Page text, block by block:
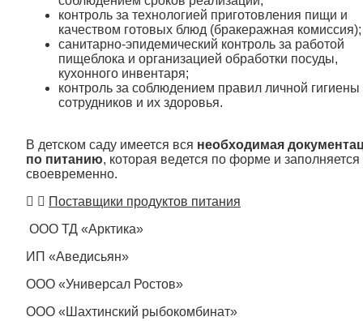
контроль за технологией приготовления пищи и
качеством готовых блюд (бракеражная комиссия);
санитарно-эпидемический контроль за работой
пищеблока и организацией обработки посуды,
кухонного инвентаря;
контроль за соблюдением правил личной гигиены
сотрудников и их здоровья.
В детском саду имеется вся необходимая
по питанию, которая ведется по форме и заполняется
своевременно.
Поставщики продуктов питания
ООО ТД «Арктика»
ИП «Аведисьян»
ООО «Универсал Ростов»
ООО «Шахтинский рыбокомбинат»